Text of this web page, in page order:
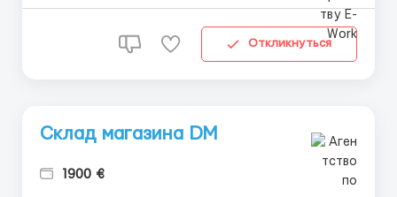
Откликнуться
Склад магазина DM
1900 €